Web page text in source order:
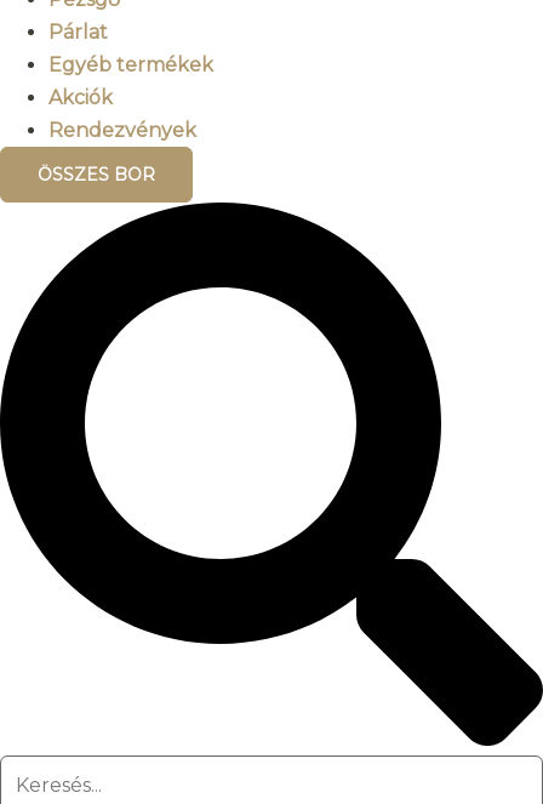
Párlat
Egyéb termékek
Akciók
Rendezvények
ÖSSZES BOR